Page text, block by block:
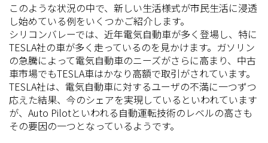
このような状況の中で、新しい生活様式が市民生活に浸透
し始めている例をいくつかご紹介します。
シリコンバレーでは、近年電気自動車が多く登場し、特に
TESLA社の車が多く走っているのを見かけます。ガソリン
の急騰によって電気自動車のニーズがさらに高まり、中古
車市場でもTESLA車はかなり高額で取引がされています。
TESLA社は、電気自動車に対するユーザの不満に一つずつ
応えた結果、今のシェアを実現しているといわれています
が、Auto Pilotといわれる自動運転技術のレベルの高さも
その要因の一つとなっているようです。